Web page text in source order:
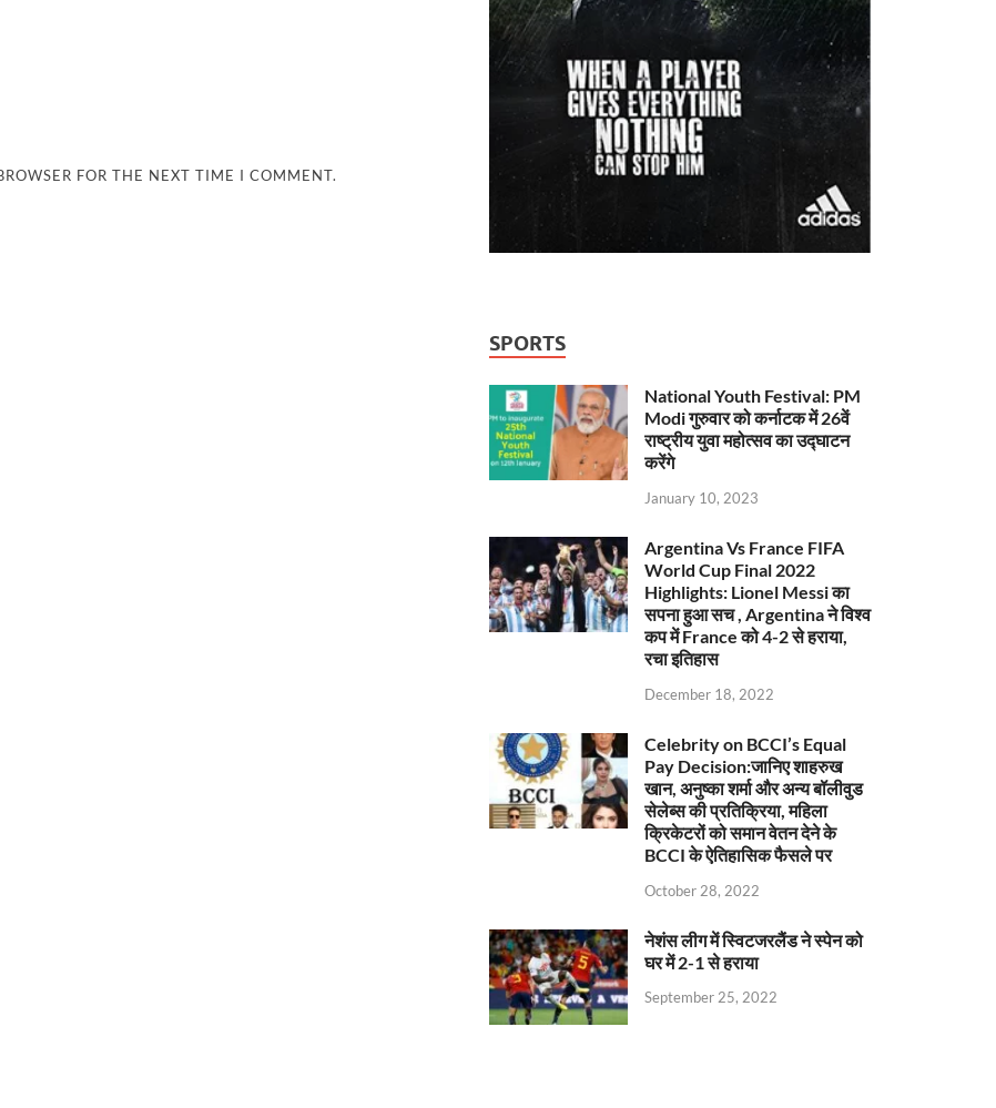
FOR THE NEXT TIME I COMMENT.
SPORTS
National Youth Festival: PM
Modi गुरुवार को कर्नाटक में 26वें
राष्ट्रीय युवा महोत्सव का उद्घाटन
करेंगे
January 10, 2023
Argentina Vs France FIFA
World Cup Final 2022
Highlights: Lionel Messi का
सपना हुआ सच , Argentina ने विश्व
कप में France को 4-2 से हराया,
रचा इतिहास
December 18, 2022
Celebrity on BCCI’s Equal
Pay Decision:जानिए शाहरुख
खान, अनुष्का शर्मा और अन्य बॉलीवुड
सेलेब्स की प्रतिक्रिया, महिला
क्रिकेटरों को समान वेतन देने के
BCCI के ऐतिहासिक फैसले पर
October 28, 2022
नेशंस लीग में स्विटजरलैंड ने स्पेन को
घर में 2-1 से हराया
September 25, 2022